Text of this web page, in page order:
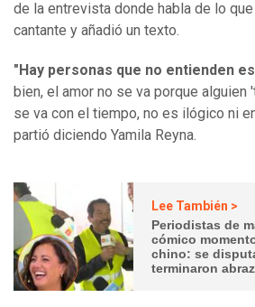
de la entrevista donde habla de lo
cantante y añadió un texto.
"Hay personas que no entienden
bien, el amor no se va porque alguien
se va con el tiempo, no es ilógico ni
partió diciendo Yamila Reyna.
Lee También >
Periodistas de
cómico
chino: se
terminaron